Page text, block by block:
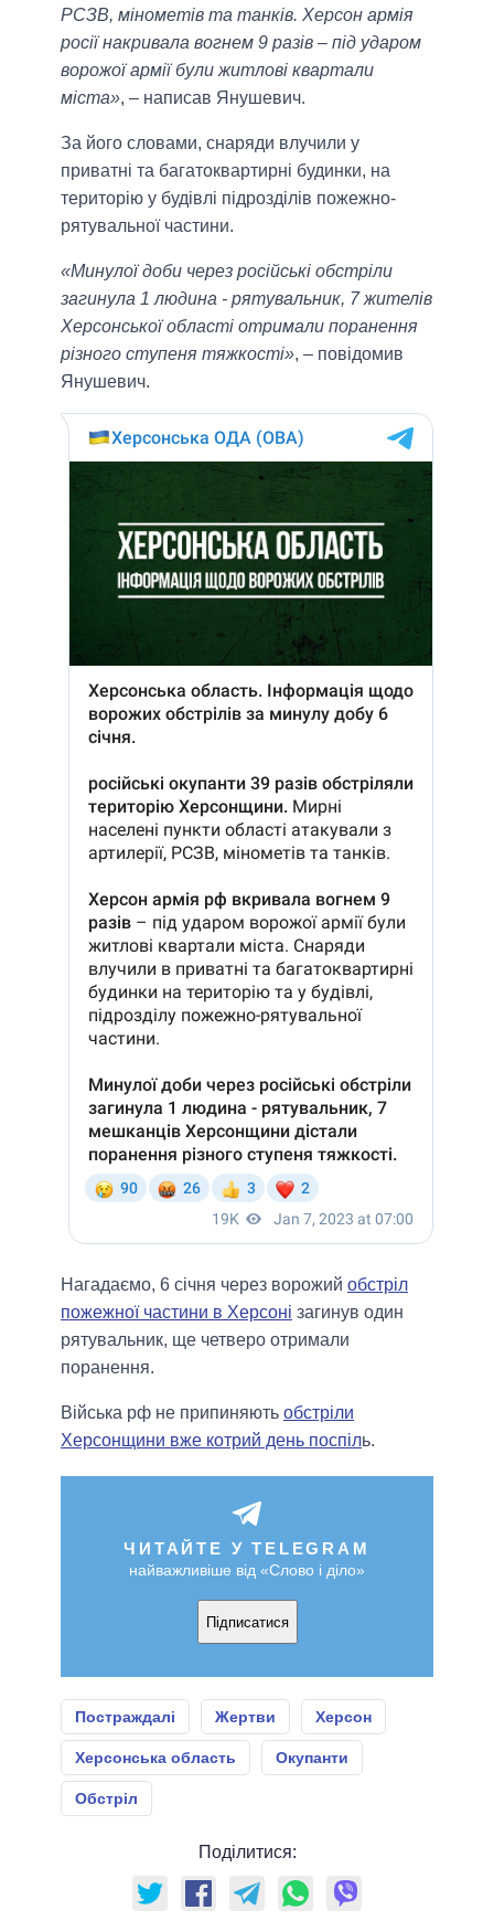
РСЗВ, мінометів та танків. Херсон армія
росії накривала вогнем 9 разів – під ударом
ворожої армії були житлові квартали
міста», – написав Янушевич.
За його словами, снаряди влучили у
приватні та багатоквартирні будинки, на
територію у будівлі підрозділів пожежно-
рятувальної частини.
«Минулої доби через російські обстріли
загинула 1 людина - рятувальник, 7 жителів
Херсонської області отримали поранення
різного ступеня тяжкості», – повідомив
Янушевич.
Нагадаємо, 6 січня через ворожий обстріл
пожежної частини в Херсоні загинув один
рятувальник, ще четверо отримали
поранення.
Війська рф не припиняють обстріли
Херсонщини вже котрий день поспіль.
ЧИТАЙТЕ У TELEGRAM
найважливіше від «Слово і діло»
Підписатися
Постраждалі Жертви Херсон
Херсонська область Окупанти
Обстріл
Поділитися: